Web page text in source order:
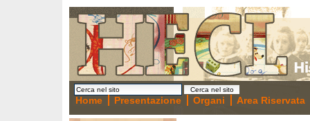
Home Presentazione Organi Area Riservata